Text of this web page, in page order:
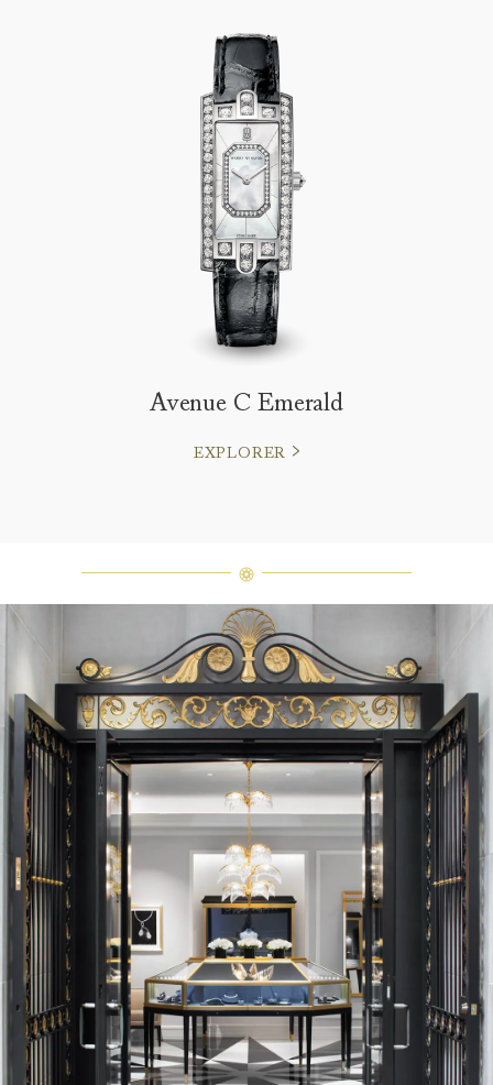
Avenue C Emerald
EXPLORER